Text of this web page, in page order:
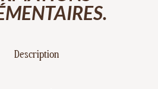
Description